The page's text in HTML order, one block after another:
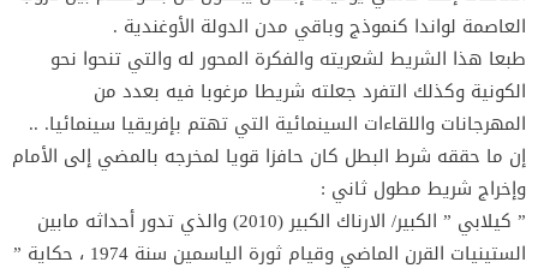
العاصمة لواندا كنموذج وباقي مدن الدولة الأوغندية .
طبعا هذا الشريط لشعريته والفكرة المحور له والتي تنحوا نحو
الكونية وكذلك التفرد جعلته شريطا مرغوبا فيه بعدد من
المهرجانات واللقاءات السينمائية التي تهتم بإفريقيا سينمائيا. ..
إن ما حققه شرط البطل كان حافزا قويا لمخرجه بالمضي إلى الأمام
وإخراج شريط مطول ثاني :
” كيلابي ” الكبير/ الارناك الكبير (2010) والذي تدور أحداثه مابين
الستينيات القرن الماضي وقيام ثورة الياسمين سنة 1974 ، حكاية ”